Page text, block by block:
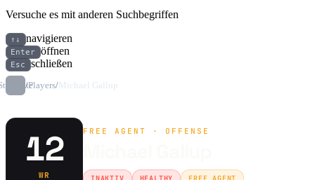
Versuche es mit anderen Suchbegriffen
↑↓ navigieren
Enter öffnen
Esc schließen
/Players/Michael Gallup
12
WR
FREE AGENT · OFFENSE
INAKTIV HEALTHY FREE AGENT